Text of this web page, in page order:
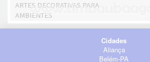
ARTES DECORATIVAS PARA
AMBIENTES
Cidades
Aliança
Belém-PA